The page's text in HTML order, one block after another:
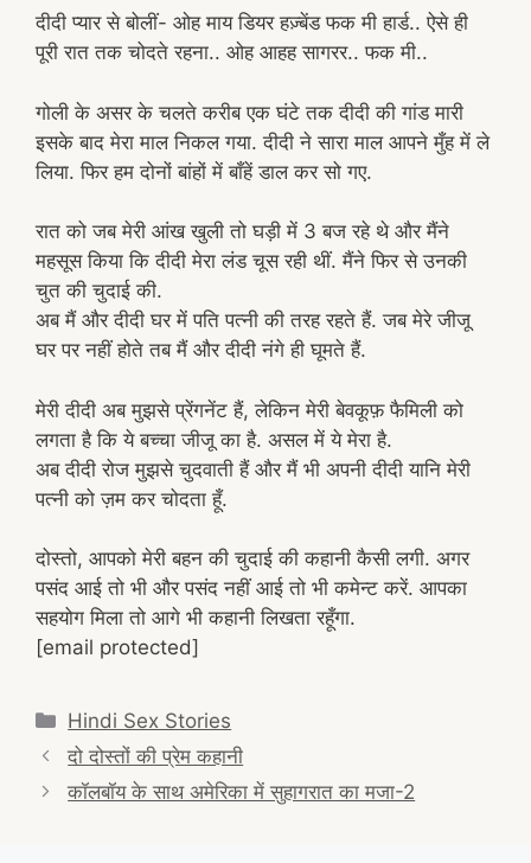
दीदी प्यार से बोलीं- ओह माय डियर हज़्बेंड फक मी हार्ड.. ऐसे ही
पूरी रात तक चोदते रहना.. ओह आहह सागरर.. फक मी..
गोली के असर के चलते करीब एक घंटे तक दीदी की गांड मारी
इसके बाद मेरा माल निकल गया. दीदी ने सारा माल आपने मुँह में ले
लिया. फिर हम दोनों बांहों में बाँहें डाल कर सो गए.
रात को जब मेरी आंख खुली तो घड़ी में 3 बज रहे थे और मैंने
महसूस किया कि दीदी मेरा लंड चूस रही थीं. मैंने फिर से उनकी
चुत की चुदाई की.
अब मैं और दीदी घर में पति पत्नी की तरह रहते हैं. जब मेरे जीजू
घर पर नहीं होते तब मैं और दीदी नंगे ही घूमते हैं.
मेरी दीदी अब मुझसे प्रेंगनेंट हैं, लेकिन मेरी बेवकूफ़ फैमिली को
लगता है कि ये बच्चा जीजू का है. असल में ये मेरा है.
अब दीदी रोज मुझसे चुदवाती हैं और मैं भी अपनी दीदी यानि मेरी
पत्नी को ज़म कर चोदता हूँ.
दोस्तो, आपको मेरी बहन की चुदाई की कहानी कैसी लगी. अगर
पसंद आई तो भी और पसंद नहीं आई तो भी कमेन्ट करें. आपका
सहयोग मिला तो आगे भी कहानी लिखता रहूँगा.
[email protected]
Categories
Hindi Sex Stories
Post
navigation
दो दोस्तों की प्रेम कहानी
कॉलबॉय के साथ अमेरिका में सुहागरात का मजा-2